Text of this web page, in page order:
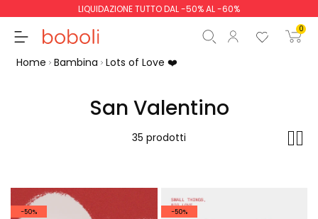
LIQUIDAZIONE TUTTO DAL -50% AL -60%
0
Continua Inizio ordine
Home Bambina Lots of Love ❤️
San Valentino
35 prodotti
-50% -50%